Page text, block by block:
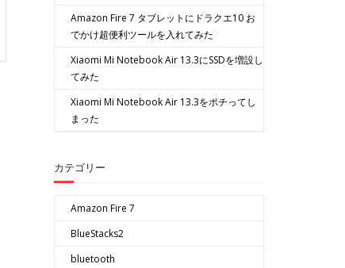
Amazon Fire 7 タブレットにドラクエ10 お
でかけ超便利ツールを入れてみた
Xiaomi Mi Notebook Air 13.3にSSDを増設し
てみた
Xiaomi Mi Notebook Air 13.3をポチってし
まった
カテゴリー
Amazon Fire 7
BlueStacks2
bluetooth